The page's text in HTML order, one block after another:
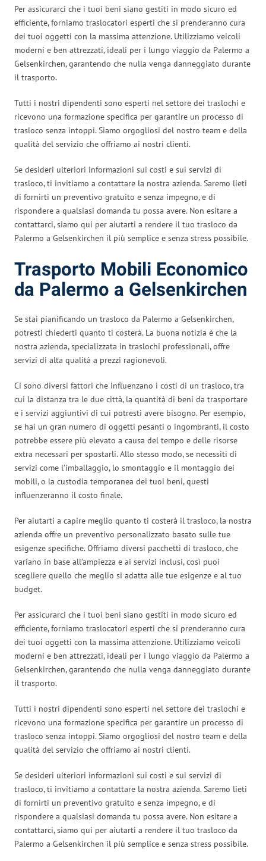
Per assicurarci che i tuoi beni siano gestiti in modo sicuro ed
efficiente, forniamo traslocatori esperti che si prenderanno cura
dei tuoi oggetti con la massima attenzione. Utilizziamo veicoli
moderni e ben attrezzati, ideali per i lungo viaggio da Palermo a
Gelsenkirchen, garantendo che nulla venga danneggiato durante
il trasporto.
Tutti i nostri dipendenti sono esperti nel settore dei traslochi e
ricevono una formazione specifica per garantire un processo di
trasloco senza intoppi. Siamo orgogliosi del nostro team e della
qualità del servizio che offriamo ai nostri clienti.
Se desideri ulteriori informazioni sui costi e sui servizi di
trasloco, ti invitiamo a contattare la nostra azienda. Saremo lieti
di fornirti un preventivo gratuito e senza impegno, e di
rispondere a qualsiasi domanda tu possa avere. Non esitare a
contattarci, siamo qui per aiutarti a rendere il tuo trasloco da
Palermo a Gelsenkirchen il più semplice e senza stress possibile.
Trasporto Mobili Economico
da Palermo a Gelsenkirchen
Se stai pianificando un trasloco da Palermo a Gelsenkirchen,
potresti chiederti quanto ti costerà. La buona notizia è che la
nostra azienda, specializzata in traslochi professionali, offre
servizi di alta qualità a prezzi ragionevoli.
Ci sono diversi fattori che influenzano i costi di un trasloco, tra
cui la distanza tra le due città, la quantità di beni da trasportare
e i servizi aggiuntivi di cui potresti avere bisogno. Per esempio,
se hai un gran numero di oggetti pesanti o ingombranti, il costo
potrebbe essere più elevato a causa del tempo e delle risorse
extra necessari per spostarli. Allo stesso modo, se necessiti di
servizi come l’imballaggio, lo smontaggio e il montaggio dei
mobili, o la custodia temporanea dei tuoi beni, questi
influenzeranno il costo finale.
Per aiutarti a capire meglio quanto ti costerà il trasloco, la nostra
azienda offre un preventivo personalizzato basato sulle tue
esigenze specifiche. Offriamo diversi pacchetti di trasloco, che
variano in base all’ampiezza e ai servizi inclusi, così puoi
scegliere quello che meglio si adatta alle tue esigenze e al tuo
budget.
Per assicurarci che i tuoi beni siano gestiti in modo sicuro ed
efficiente, forniamo traslocatori esperti che si prenderanno cura
dei tuoi oggetti con la massima attenzione. Utilizziamo veicoli
moderni e ben attrezzati, ideali per i lungo viaggio da Palermo a
Gelsenkirchen, garantendo che nulla venga danneggiato durante
il trasporto.
Tutti i nostri dipendenti sono esperti nel settore dei traslochi e
ricevono una formazione specifica per garantire un processo di
trasloco senza intoppi. Siamo orgogliosi del nostro team e della
qualità del servizio che offriamo ai nostri clienti.
Se desideri ulteriori informazioni sui costi e sui servizi di
trasloco, ti invitiamo a contattare la nostra azienda. Saremo lieti
di fornirti un preventivo gratuito e senza impegno, e di
rispondere a qualsiasi domanda tu possa avere. Non esitare a
contattarci, siamo qui per aiutarti a rendere il tuo trasloco da
Palermo a Gelsenkirchen il più semplice e senza stress possibile.